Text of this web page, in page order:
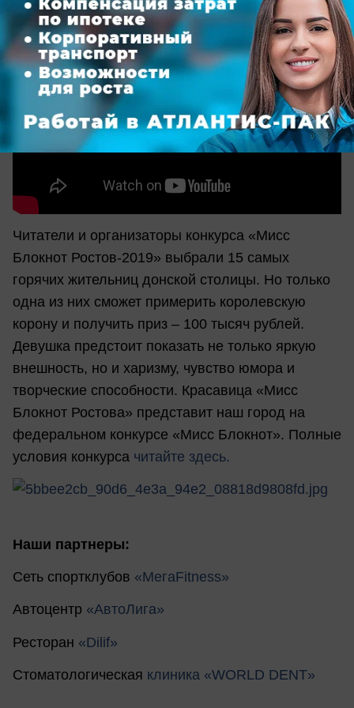
Читатели и организаторы конкурса «Мисс
Блокнот Ростов-2019» выбрали 15 самых
горячих жительниц донской столицы. Но только
одна из них сможет примерить королевскую
корону и получить приз – 100 тысяч рублей.
Девушка предстоит показать не только яркую
внешность, но и харизму, чувство юмора и
творческие способности. Красавица «Мисс
Блокнот Ростова» представит наш город на
федеральном конкурсе «Мисс Блокнот». Полные
условия конкурса читайте здесь.
Наши партнеры:
Сеть спортклубов «МегаFitness»
Автоцентр «АвтоЛига»
Ресторан «Dilif»
Стоматологическая клиника «WORLD DENT»